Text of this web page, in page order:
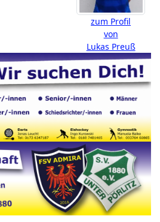
zum Profil
von
Lukas Preuß